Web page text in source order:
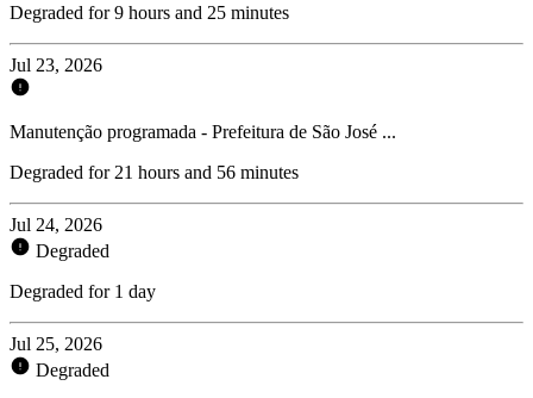
Degraded for 9 hours and 25 minutes
Jul 23, 2026
Manutenção programada - Prefeitura de São José ...
Degraded for 21 hours and 56 minutes
Jul 24, 2026
Degraded
Degraded for 1 day
Jul 25, 2026
Degraded